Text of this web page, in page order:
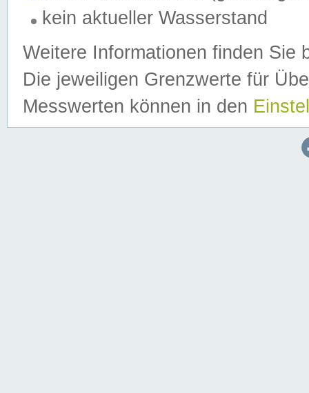
kein aktueller Wasserstand
Weitere Informationen finden Sie
Die jeweiligen Grenzwerte für
Messwerten können in den